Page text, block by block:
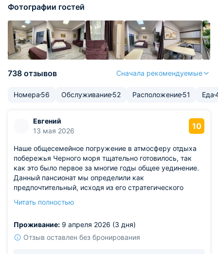
Фотографии гостей
738 отзывов Сначала рекомендуемые
Номера 56 Обслуживание52 Расположение51 Еда
Евгений
13 мая 2026
10
Наше общесемейное погружение в атмосферу отдыха
побережья Черного моря тщательно готовилось, так
как это было первое за многие годы общее уединение.
Данный пансионат мы определили как
предпочтительный, исходя из его стратегического
и оптимальной стоимости. Все обозначенные в
комплекс превосходно подходит для корпоративного
отдыха, водная гладь нас одарила наслаждением, и мы
Читать полностью
Проживание: 9 апреля 2026 (3 дня)
Отзыв оставлен без бронирования